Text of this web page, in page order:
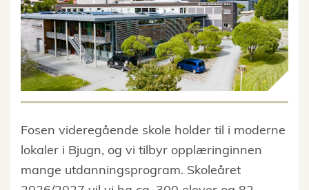
Fosen videregående skole holder til i moderne
lokaler i Bjugn, og vi tilbyr opplæringinnen
mange utdanningsprogram. Skoleåret